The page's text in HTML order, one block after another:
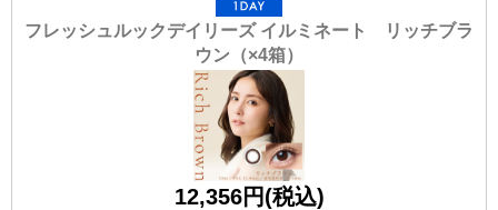
フレッシュルックデイリーズ イルミネート リッチブラ
ウン（×4箱）
12,356円(税込)